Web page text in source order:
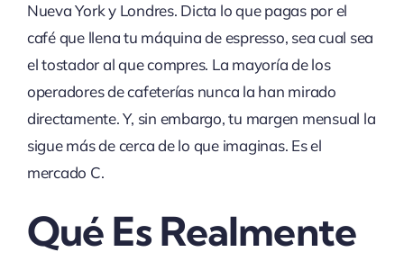
Nueva York y Londres. Dicta lo que pagas por el
café que llena tu máquina de espresso, sea cual sea
el tostador al que compres. La mayoría de los
operadores de cafeterías nunca la han mirado
directamente. Y, sin embargo, tu margen mensual la
sigue más de cerca de lo que imaginas. Es el
mercado C.
Qué Es Realmente